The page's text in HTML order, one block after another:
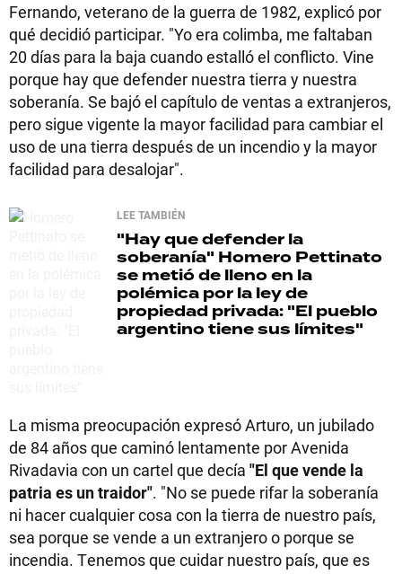
Fernando, veterano de la guerra de 1982, explicó por
qué decidió participar. "Yo era colimba, me faltaban
20 días para la baja cuando estalló el conflicto. Vine
porque hay que defender nuestra tierra y nuestra
soberanía. Se bajó el capítulo de ventas a extranjeros,
pero sigue vigente la mayor facilidad para cambiar el
uso de una tierra después de un incendio y la mayor
facilidad para desalojar".
LEE TAMBIÉN
"Hay que defender la
soberanía" Homero Pettinato
se metió de lleno en la
polémica por la ley de
propiedad privada: "El pueblo
argentino tiene sus límites"
La misma preocupación expresó Arturo, un jubilado
de 84 años que caminó lentamente por Avenida
Rivadavia con un cartel que decía "El que vende la
patria es un traidor". "No se puede rifar la soberanía
ni hacer cualquier cosa con la tierra de nuestro país,
sea porque se vende a un extranjero o porque se
incendia. Tenemos que cuidar nuestro país, que es